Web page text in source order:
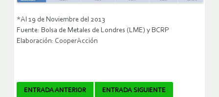
*Al 19 de Noviembre del 2013
Fuente: Bolsa de Metales de Londres (LME) y BCRP
Elaboración: CooperAcción
Navegador
ENTRADA ANTERIOR ENTRADA SIGUIENTE